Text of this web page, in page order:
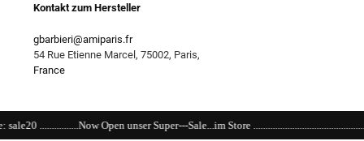
Kontakt zum Hersteller
gbarbieri@amiparis.fr
54 Rue Etienne Marcel, 75002, Paris,
France
Open unser Super---Sale...im Store